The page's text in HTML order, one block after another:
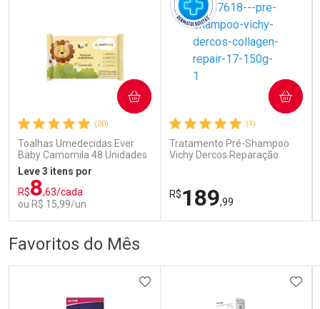
Comprar sem Desconto
Por R$ 110,99/cada
Comprar sem Desconto
Por R$ 110,99/cada
Comprar sem Desconto
Por R$ 70,79/cada
Comprar sem Desconto
Por R$ 70,79/cada
(30)
Toalhas Umedecidas Ever
Baby Camomila 48 Unidades
Leve 3 itens por
R$8,63/cada
ou R$ 15,99/un
COMPRAR
(1)
Tratamento Pré-Shampoo
Vichy Dercos Reparação
R$189,99
COMPRAR
Favoritos do Mês
ADICIONAR AOS FAVORITOS